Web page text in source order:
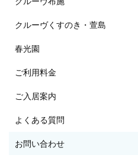
クルーヴくすのき・萱島
春光園
ご利用料金
ご入居案内
よくある質問
お問い合わせ